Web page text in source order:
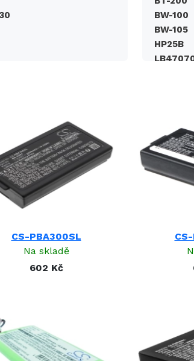
BW-100
BW-105
HP25B
PA-BT-
PA-BT-
PA-BT-
PA-BT-
PA-BT-
PJ-
CS-PBA300SL
Na skladě
602 Kč